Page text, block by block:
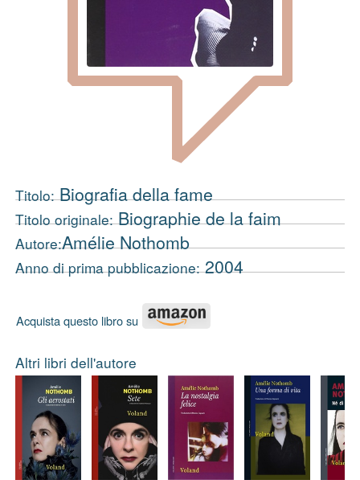
Titolo:Biografia della fame
Titolo originale:Biographie de la faim
Autore:Amélie Nothomb
Anno di prima pubblicazione:2004
Acquista questo libro su
Altri libri dell'autore